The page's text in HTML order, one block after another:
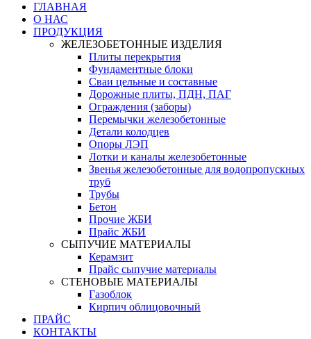
ГЛАВНАЯ
О НАС
ПРОДУКЦИЯ
ЖЕЛЕЗОБЕТОННЫЕ ИЗДЕЛИЯ
Плиты перекрытия
Фундаментные блоки
Сваи цельные и составные
Дорожные плиты, ПДН, ПАГ
Ограждения (заборы)
Перемычки железобетонные
Детали колодцев
Опоры ЛЭП
Лотки и каналы железобетонные
Звенья железобетонные для водопропускных
труб
Трубы
Бетон
Прочие ЖБИ
Прайс ЖБИ
СЫПУЧИЕ МАТЕРИАЛЫ
Керамзит
Прайс сыпучие материалы
СТЕНОВЫЕ МАТЕРИАЛЫ
Газоблок
Кирпич облицовочный
ПРАЙС
КОНТАКТЫ